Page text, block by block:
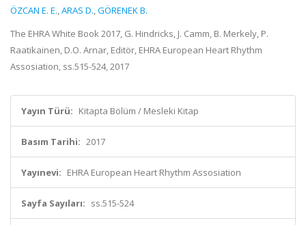
ÖZCAN E. E.,ARAS D.,GÖRENEK B.
The EHRA White Book 2017, G. Hindricks, J. Camm, B. Merkely, P.
Raatikainen, D.O. Arnar, Editör, EHRA European Heart Rhythm
Assosiation, ss.515-524, 2017
Yayın Türü: Kitapta Bölüm / Mesleki Kitap
Basım Tarihi: 2017
Yayınevi: EHRA European Heart Rhythm Assosiation
Sayfa Sayıları: ss.515-524